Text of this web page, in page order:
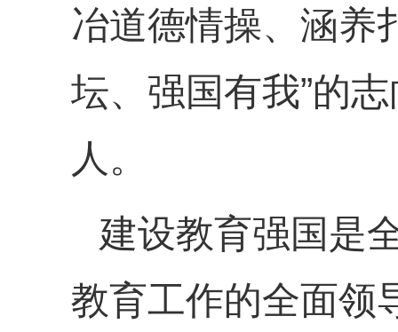
冶道德情操、涵养
坛、强国有我”的
人。
建设教育强国是
教育工作的全面领